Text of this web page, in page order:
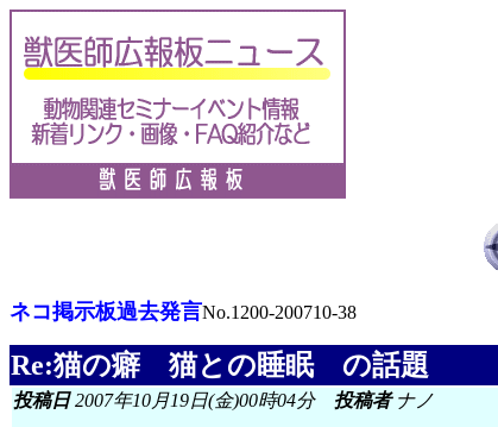
ネコ掲示板過去発言No.1200-200710-38
Re:猫の癖 猫との睡眠 の話題
投稿日2007年10月19日(金)00時04分 投稿者ナノ